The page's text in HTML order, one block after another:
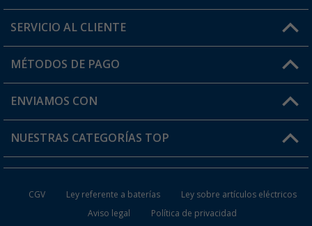
Conviértete en distribuidor
Mi cuenta
Tarjeta Berger Digital
SERVICIO AL CLIENTE
FAQ y Contacto
Información de envío
¿Dónde está mi pedido?
MÉTODOS DE PAGO
ENVIAMOS CON
NUESTRAS CATEGORÍAS TOP
CGV Ley referente a baterías
Ley sobre artículos eléctricos
Aviso legal
Política de privacidad